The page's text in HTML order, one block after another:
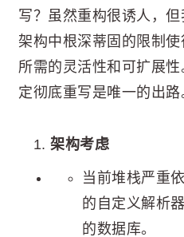
写？虽然重构很诱人，但
架构中根深蒂固的限制
所需的灵活性和可扩展
定彻底重写是唯一的出路
架构考虑
当前堆栈严重
的自定义解析
的数据库。